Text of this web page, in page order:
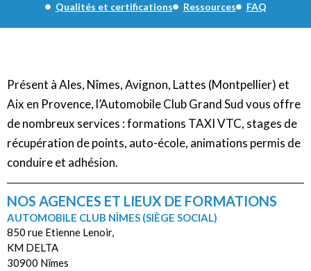
Qualités et certifications
Ressources FAQ
Présent à Ales, Nîmes, Avignon, Lattes (Montpellier) et
Aix en Provence, l’Automobile Club Grand Sud vous offre
de nombreux services : formations TAXI VTC, stages de
récupération de points, auto-école, animations permis de
conduire et adhésion.
NOS AGENCES ET LIEUX DE FORMATIONS
AUTOMOBILE CLUB NÎMES (SIÈGE SOCIAL)
850 rue Etienne Lenoir,
KM DELTA
30900 Nîmes